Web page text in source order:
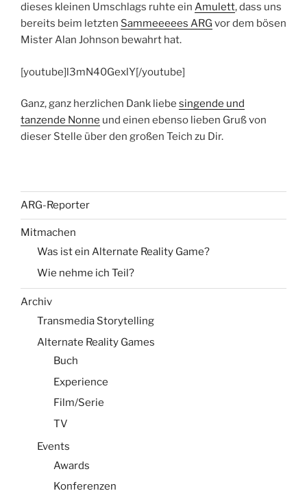
dieses kleinen Umschlags ruhte ein Amulett, dass uns
bereits beim letzten Sammeeeees ARG vor dem bösen
Mister Alan Johnson bewahrt hat.
[youtube]l3mN40GexlY[/youtube]
Ganz, ganz herzlichen Dank liebe singende und
tanzende Nonne und einen ebenso lieben Gruß von
dieser Stelle über den großen Teich zu Dir.
ARG-Reporter
Mitmachen
Was ist ein Alternate Reality Game?
Wie nehme ich Teil?
Archiv
Transmedia Storytelling
Alternate Reality Games
Buch
Experience
Film/Serie
TV
Events
Awards
Konferenzen